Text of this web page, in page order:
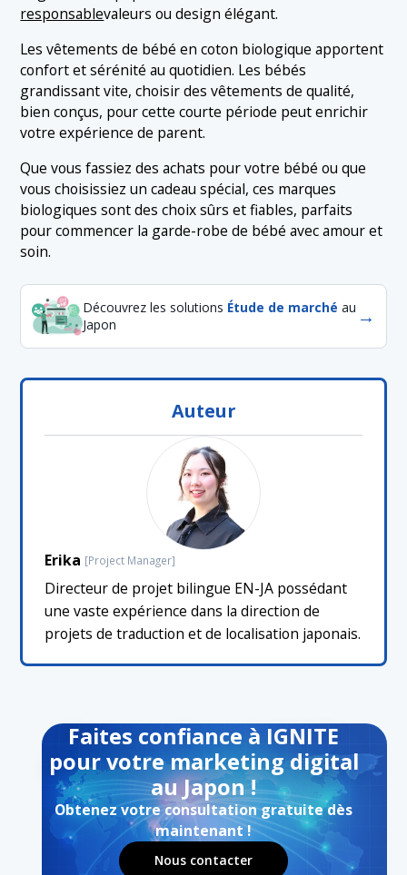
responsablevaleurs ou design élégant.
Les vêtements de bébé en coton biologique apportent
confort et sérénité au quotidien. Les bébés
grandissant vite, choisir des vêtements de qualité,
bien conçus, pour cette courte période peut enrichir
votre expérience de parent.
Que vous fassiez des achats pour votre bébé ou que
vous choisissiez un cadeau spécial, ces marques
biologiques sont des choix sûrs et fiables, parfaits
pour commencer la garde-robe de bébé avec amour et
soin.
Découvrez les solutions Étude de marché au
Japon
→
Auteur
Erika [Project Manager]
Directeur de projet bilingue EN-JA possédant
une vaste expérience dans la direction de
projets de traduction et de localisation japonais.
Faites confiance à IGNITE
pour votre marketing digital
au Japon !
Obtenez votre consultation gratuite dès
maintenant !
Nous contacter